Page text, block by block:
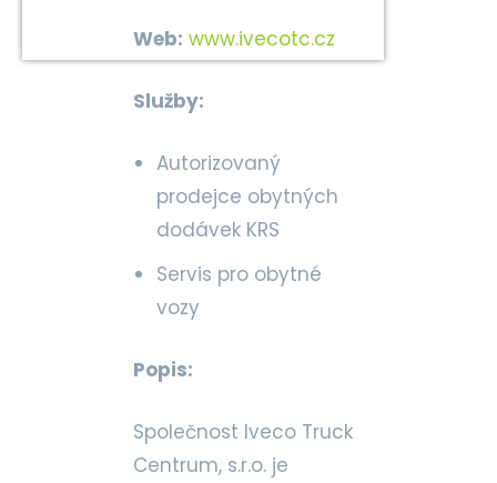
Web: www.ivecotc.cz
Služby:
Autorizovaný
prodejce obytných
dodávek KRS
Servis pro obytné
vozy
Popis:
Společnost Iveco Truck
Centrum, s.r.o. je